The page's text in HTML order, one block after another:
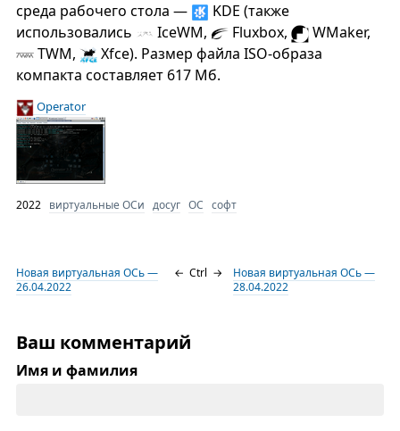
среда рабочего стола —
KDE (также
использовались
IceWM, Fluxbox,
WMaker,
TWM,
Xfce). Размер файла ISO-образа
компакта составляет 617 Мб.
Operator
2022 виртуальные ОСи досуг ОС софт
Новая виртуальная ОСь —
26.04.2022
← Ctrl →
Новая виртуальная ОСь —
28.04.2022
Ваш комментарий
Имя и фамилия